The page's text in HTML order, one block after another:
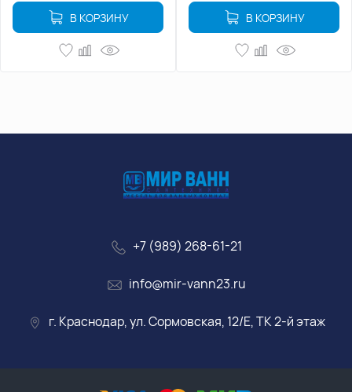
В КОРЗИНУ В КОРЗИНУ
+7 (989) 268-61-21
info@mir-vann23.ru
г. Краснодар, ул. Сормовская, 12/Е, ТК 2-й этаж